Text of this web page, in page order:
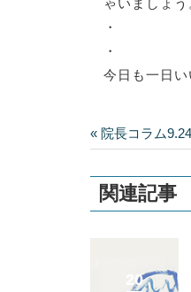
ゃいましょう
・
・
今日も一日い
« 院長コラム
関連記事
20